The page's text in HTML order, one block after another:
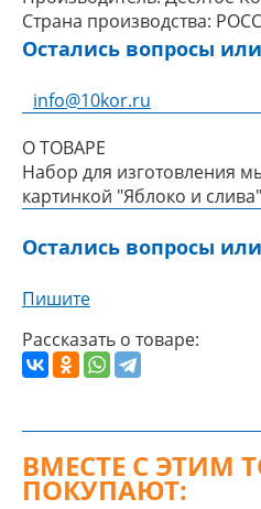
Страна производства:
Остались вопросы
info@10kor.ru
О ТОВАРЕ
Набор для изготовления
картинкой "Яблоко и слива"
Остались вопросы
Пишите
Рассказать о товаре:
ВМЕСТЕ С ЭТИМ
ПОКУПАЮТ: